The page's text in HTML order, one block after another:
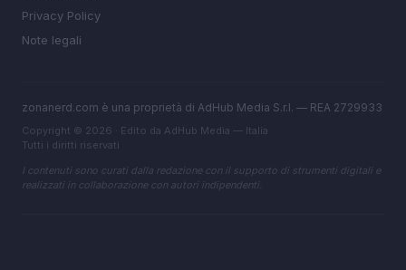
Privacy Policy
Note legali
zonanerd.com è una proprietà di AdHub Media S.r.l. — REA 2729933
Copyright © 2026 · Edito da AdHub Media — Italia
Tutti i diritti riservati
I contenuti sono curati dalla redazione con il supporto di strumenti digitali e
realizzati in collaborazione con autori indipendenti.